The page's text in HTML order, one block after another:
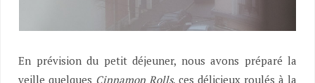
En prévision du petit déjeuner, nous avons préparé la
veille quelques Cinnamon Rolls, ces délicieux roulés à la